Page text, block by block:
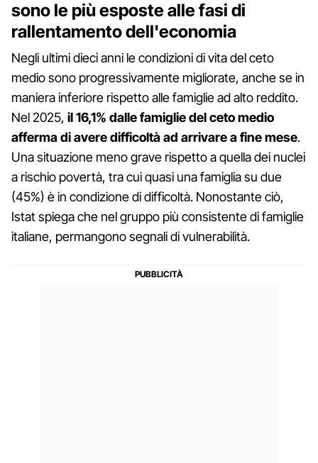
sono le più esposte alle fasi di
rallentamento dell'economia
Negli ultimi dieci anni le condizioni di vita del ceto
medio sono progressivamente migliorate, anche se in
maniera inferiore rispetto alle famiglie ad alto reddito.
Nel 2025, il 16,1% dalle famiglie del ceto medio
afferma di avere difficoltà ad arrivare a fine mese.
Una situazione meno grave rispetto a quella dei nuclei
a rischio povertà, tra cui quasi una famiglia su due
(45%) è in condizione di difficoltà. Nonostante ciò,
Istat spiega che nel gruppo più consistente di famiglie
italiane, permangono segnali di vulnerabilità.